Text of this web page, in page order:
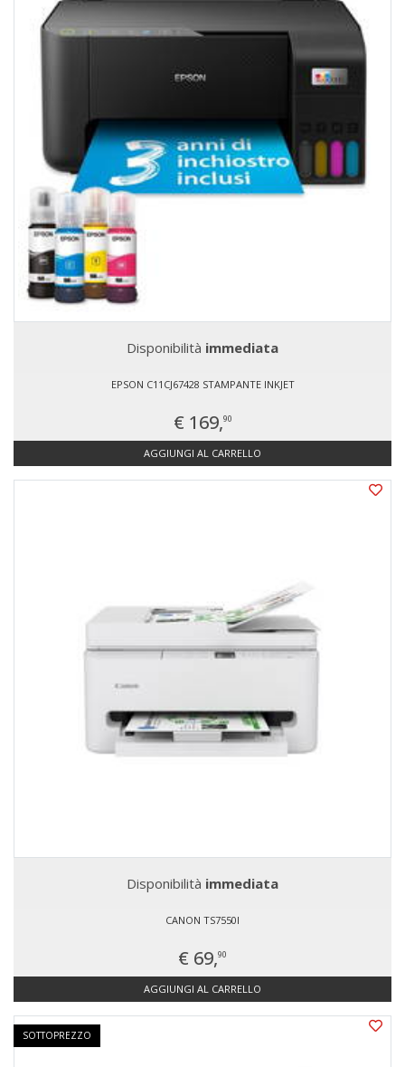
Disponibilità immediata
EPSON C11CJ67428 STAMPANTE INKJET
€ 169,90
AGGIUNGI AL CARRELLO
Disponibilità immediata
CANON TS7550I
€ 69,90
AGGIUNGI AL CARRELLO
SOTTOPREZZO